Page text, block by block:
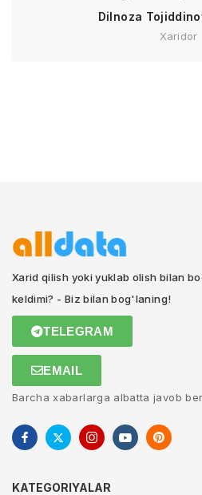
Dilnoza
Xaridor
Xarid qilish yoki yuklab olish bilan
keldimi? - Biz bilan bog'laning!
TELEGRAM
EMAIL
Barcha xabarlarga albatta javob
KATEGORIYALAR